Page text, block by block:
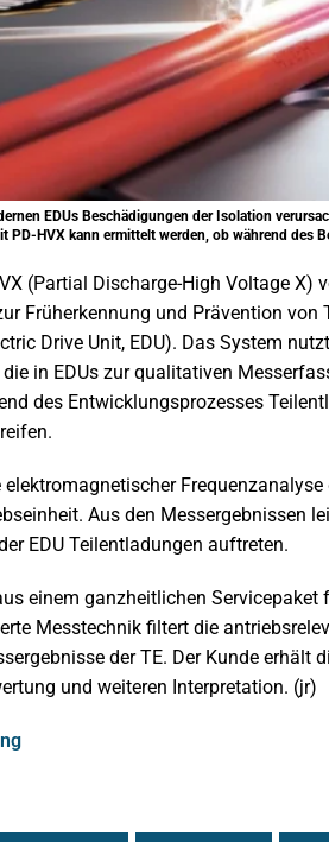
EDUs Beschädigungen der Isolation
PD-HVX kann ermittelt werden, ob während des
(Partial Discharge-High Voltage X)
Früherkennung und Prävention von
Drive Unit, EDU). Das System
in EDUs zur qualitativen
des Entwicklungsprozesses
Aus den Messergebnissen
EDU Teilentladungen auftreten.
einem ganzheitlichen
Messtechnik filtert die
der TE. Der Kunde erhält
und weiteren Interpretation. (jr)